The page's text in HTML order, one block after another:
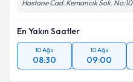
Hastane Cad. Kemancık Sok. No:10
En Yakın Saatler
10 Ağu
08:30
10 Ağu
09:00